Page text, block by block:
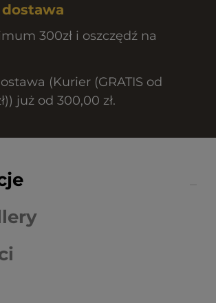
300zł i oszczędź na
(Kurier (GRATIS od
już od 300,00 zł.